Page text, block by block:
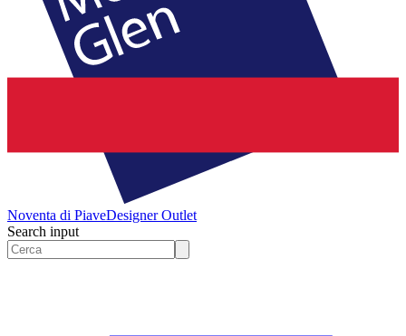
Noventa di PiaveDesigner Outlet
Search input